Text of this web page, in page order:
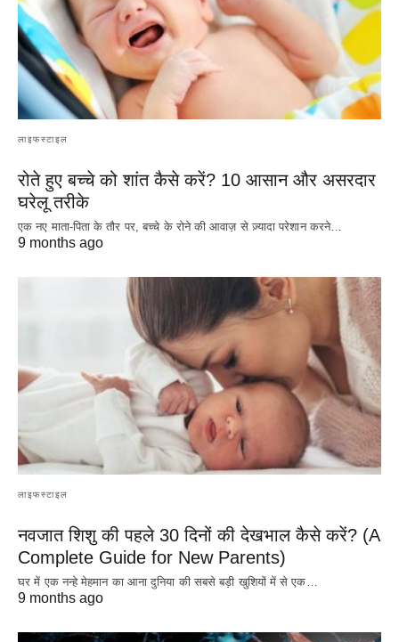
लाइफस्टाइल
रोते हुए बच्चे को शांत कैसे करें? 10 आसान और असरदार
घरेलू तरीके
एक नए माता-पिता के तौर पर, बच्चे के रोने की आवाज़ से ज़्यादा परेशान करने…
9 months ago
लाइफस्टाइल
नवजात शिशु की पहले 30 दिनों की देखभाल कैसे करें? (A
Complete Guide for New Parents)
घर में एक नन्हे मेहमान का आना दुनिया की सबसे बड़ी खुशियों में से एक…
9 months ago